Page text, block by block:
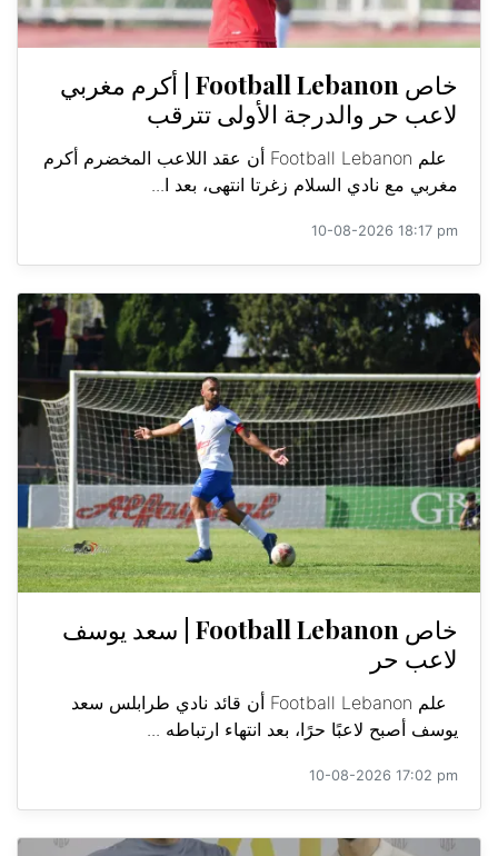
خاص Football Lebanon | أكرم مغربي
لاعب حر والدرجة الأولى تترقب
علم Football Lebanon أن عقد اللاعب المخضرم أكرم
مغربي مع نادي السلام زغرتا انتهى، بعد ا...
10-08-2026 18:17 pm
خاص Football Lebanon | سعد يوسف
لاعب حر
علم Football Lebanon أن قائد نادي طرابلس سعد
يوسف أصبح لاعبًا حرًا، بعد انتهاء ارتباطه ...
10-08-2026 17:02 pm